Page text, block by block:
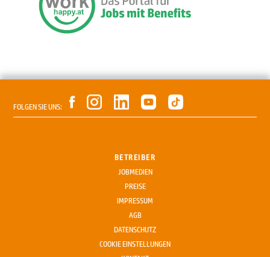
FOLGEN SIE UNS:
BETREIBER
JOBMEDIEN
PREISE
IMPRESSUM
AGB
DATENSCHUTZ
COOKIE EINSTELLUNGEN